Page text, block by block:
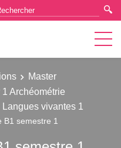
Master
1 Archéométrie
Langues vivantes 1
B1 semestre 1